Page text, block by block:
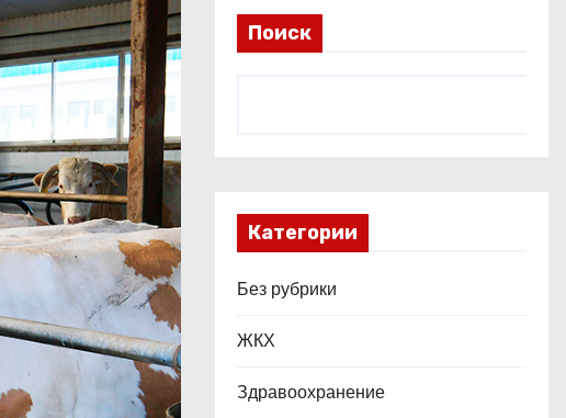
Поиск
Категории
Без рубрики
ЖКХ
Здравоохранение